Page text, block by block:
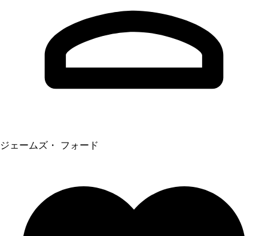
ジェームズ・ フォード